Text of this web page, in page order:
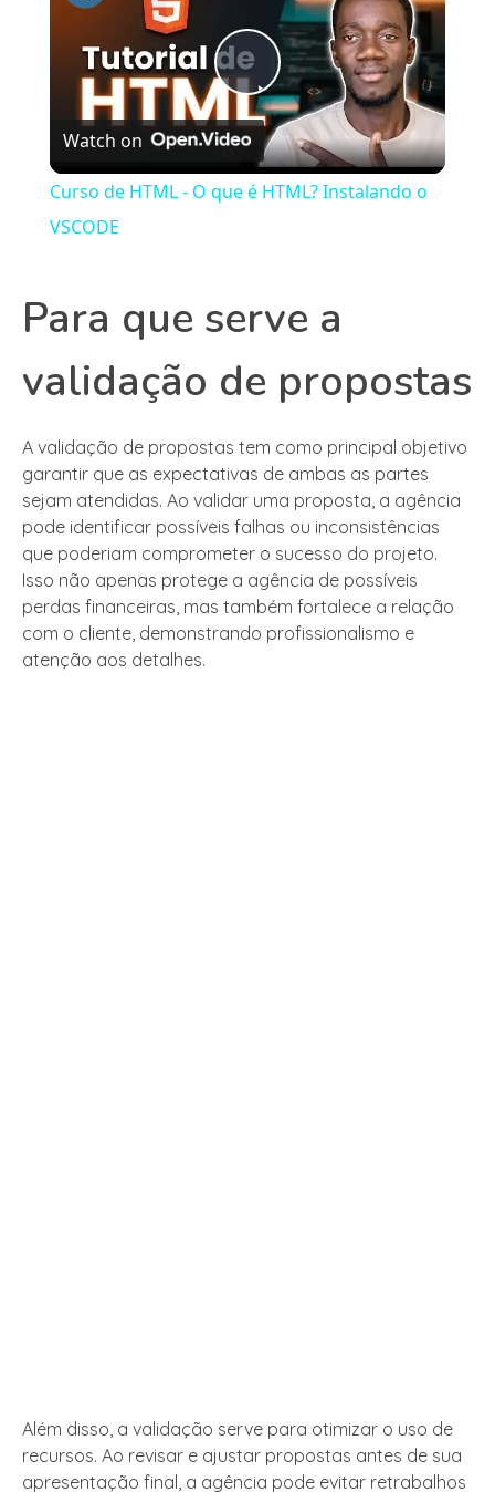
Play
Video
Watch on
Curso de HTML - O que é HTML? Instalando o
VSCODE
Para que serve a
validação de propostas
A validação de propostas tem como principal objetivo
garantir que as expectativas de ambas as partes
sejam atendidas. Ao validar uma proposta, a agência
pode identificar possíveis falhas ou inconsistências
que poderiam comprometer o sucesso do projeto.
Isso não apenas protege a agência de possíveis
perdas financeiras, mas também fortalece a relação
com o cliente, demonstrando profissionalismo e
atenção aos detalhes.
Além disso, a validação serve para otimizar o uso de
recursos. Ao revisar e ajustar propostas antes de sua
apresentação final, a agência pode evitar retrabalhos